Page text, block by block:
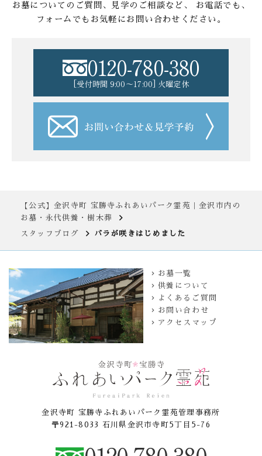
お墓についてのご質問、見学のご相談など、
お電話でも、
フォームでもお気軽にお問い合わせください。
0120-780-380
[受付時間 9:00〜17:00] 火曜定休
【公式】金沢寺町 宝勝寺ふれあいパーク霊苑｜金沢市内の
お墓・永代供養・樹木葬
スタッフブログ バラが咲きはじめました
お墓一覧
供養について
よくあるご質問
お問い合わせ
アクセスマップ
金沢寺町 宝勝寺ふれあいパーク霊苑管理事務所
〒921-8033 石川県金沢市寺町5丁目5-76